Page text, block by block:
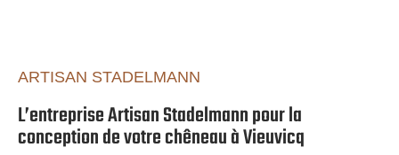
ARTISAN STADELMANN
L’entreprise Artisan Stadelmann pour la
conception de votre chêneau à Vieuvicq